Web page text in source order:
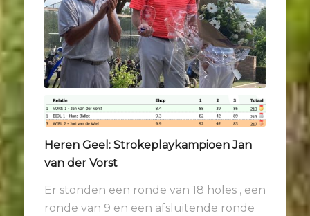
Heren Geel: Strokeplaykampioen Jan
van der Vorst
Er stonden een ronde van 18 holes , een
ronde van 9 en een afsluitende ronde